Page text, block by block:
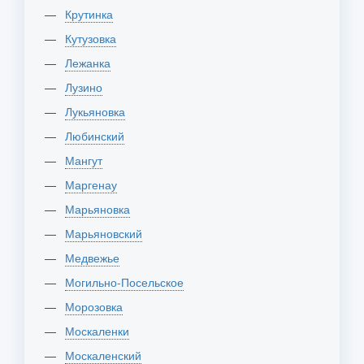
Крутинка
Кутузовка
Лежанка
Лузино
Лукьяновка
Любинский
Мангут
Маргенау
Марьяновка
Марьяновский
Медвежье
Могильно-Посельское
Морозовка
Москаленки
Москаленский